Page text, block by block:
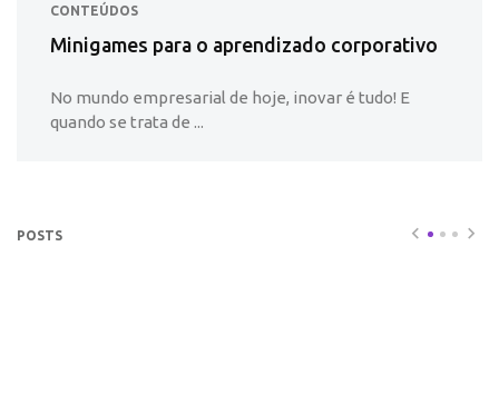
CONTEÚDOS
Minigames para o aprendizado corporativo
No mundo empresarial de hoje, inovar é tudo! E
quando se trata de ...
POSTS